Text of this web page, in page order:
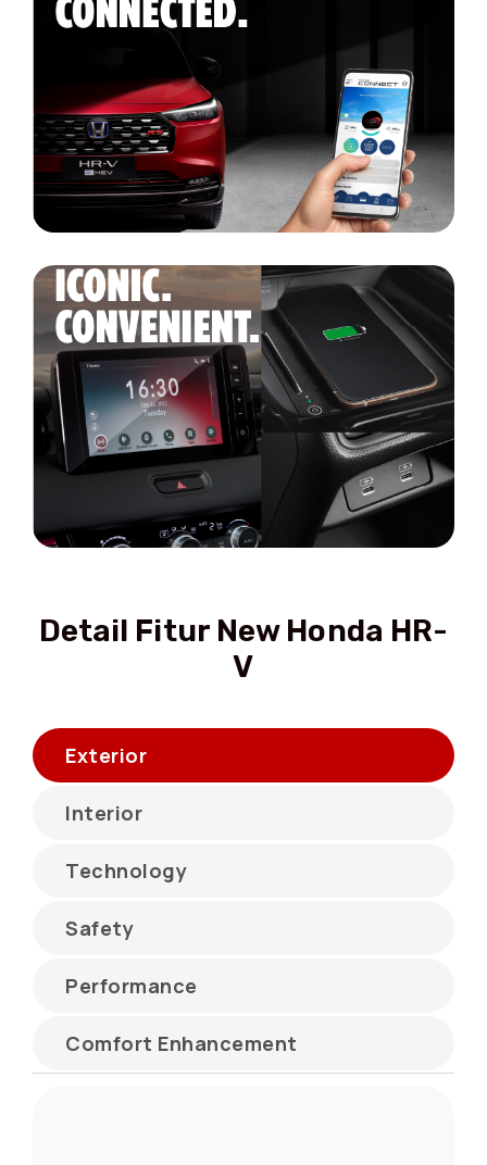
Detail Fitur New Honda HR-
V
Exterior
Interior
Technology
Safety
Performance
Comfort Enhancement